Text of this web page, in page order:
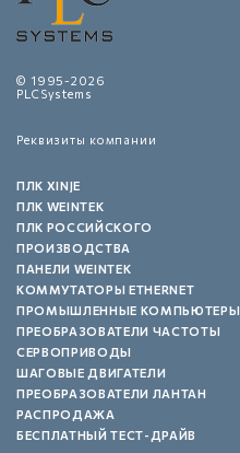
© 1995-2026
PLCSystems
Реквизиты компании
ПЛК XINJE
ПЛК WEINTEK
ПЛК РОССИЙСКОГО
ПРОИЗВОДСТВА
ПАНЕЛИ WEINTEK
КОММУТАТОРЫ ETHERNET
ПРОМЫШЛЕННЫЕ КОМПЬЮТЕРЫ
ПРЕОБРАЗОВАТЕЛИ ЧАСТОТЫ
СЕРВОПРИВОДЫ
ШАГОВЫЕ ДВИГАТЕЛИ
ПРЕОБРАЗОВАТЕЛИ ЛАНТАН
РАСПРОДАЖА
БЕСПЛАТНЫЙ ТЕСТ-ДРАЙВ